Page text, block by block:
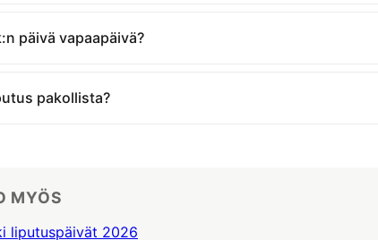
päivä vapaapäivä?
pakollista?
MYÖS
liputuspäivät 2026